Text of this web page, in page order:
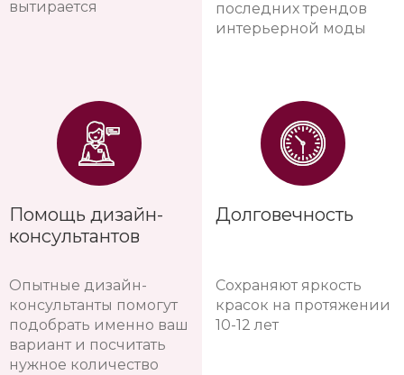
вытирается
Помощь дизайн-
консультантов
Опытные дизайн-
консультанты помогут
подобрать именно ваш
вариант и посчитать
нужное количество
последних трендов
интерьерной моды
Долговечность
Сохраняют яркость
красок на протяжении
10-12 лет